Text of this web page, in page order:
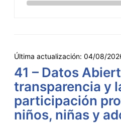
Última actualización: 04/08/
41 – Datos
transparencia y
participación
niños, niñas y